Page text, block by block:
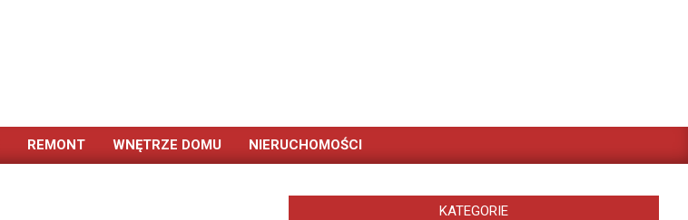
Primary
REMONT WNĘTRZE DOMU NIERUCHOMOŚCI
KATEGORIE